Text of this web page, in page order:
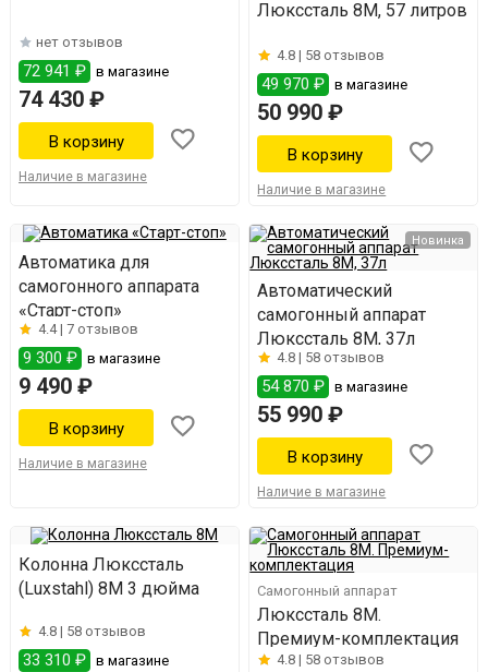
нет отзывов
72 941 ₽ в магазине
74 430 ₽
Наличие в магазине
Люкссталь 8М, 57 литров
4.8 | 58 отзывов
49 970 ₽ в магазине
50 990 ₽
Наличие в магазине
Автоматика для
самогонного аппарата
«Старт-стоп»
4.4 | 7 отзывов
9 300 ₽ в магазине
9 490 ₽
Наличие в магазине
Новинка
Автоматический
самогонный аппарат
Люкссталь 8М, 37л
4.8 | 58 отзывов
54 870 ₽ в магазине
55 990 ₽
Наличие в магазине
Колонна Люкссталь
(Luxstahl) 8М 3 дюйма
4.8 | 58 отзывов
33 310 ₽ в магазине
Самогонный аппарат
Люкссталь 8M.
Премиум-комплектация
4.8 | 58 отзывов